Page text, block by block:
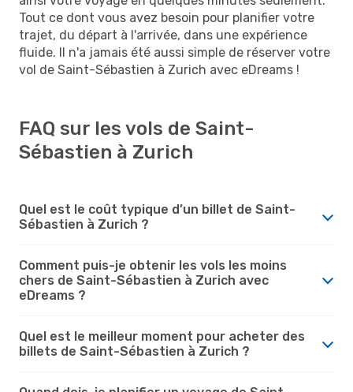
Tout ce dont vous avez besoin pour planifier votre
trajet, du départ à l'arrivée, dans une expérience
fluide. Il n'a jamais été aussi simple de réserver votre
vol de Saint-Sébastien à Zurich avec eDreams !
FAQ sur les vols de Saint-
Sébastien à Zurich
Quel est le coût typique d’un billet de Saint-
Sébastien à Zurich ?
Comment puis-je obtenir les vols les moins
chers de Saint-Sébastien à Zurich avec
eDreams ?
Quel est le meilleur moment pour acheter des
billets de Saint-Sébastien à Zurich ?